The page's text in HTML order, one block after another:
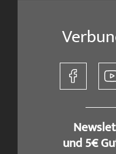
und 5€